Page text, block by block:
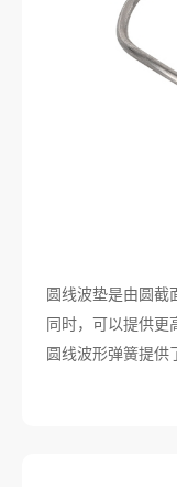
圆线波垫是由圆截
同时，可以提供更
圆线波形弹簧提供